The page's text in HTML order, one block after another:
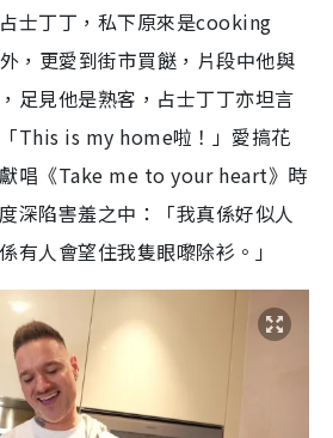
士丁丁，私下原來是cooking
，更愛到街市買餸，片段中他與
足見他是熟客，占士丁丁亦坦言
This is my home啦！」愛搞花
唱《Take me to your heart》時
深陷害羞之中：「我真係好似人
有人會望住我隻眼嚟除衫。」